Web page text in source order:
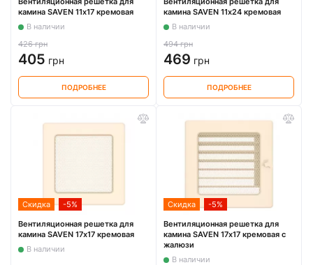
камина SAVEN 11х17 кремовая
В наличии
426 грн
405 грн
ПОДРОБНЕЕ
камина SAVEN 11х24 кремовая
В наличии
494 грн
469 грн
ПОДРОБНЕЕ
Скидка -5%
Вентиляционная решетка для
камина SAVEN 17х17 кремовая
В наличии
Скидка -5%
Вентиляционная решетка для
камина SAVEN 17х17 кремовая с
жалюзи
В наличии